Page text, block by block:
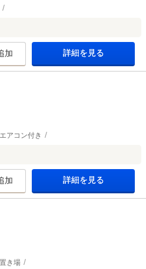
加 詳細を見る
エアコン付き
加 詳細を見る
き場